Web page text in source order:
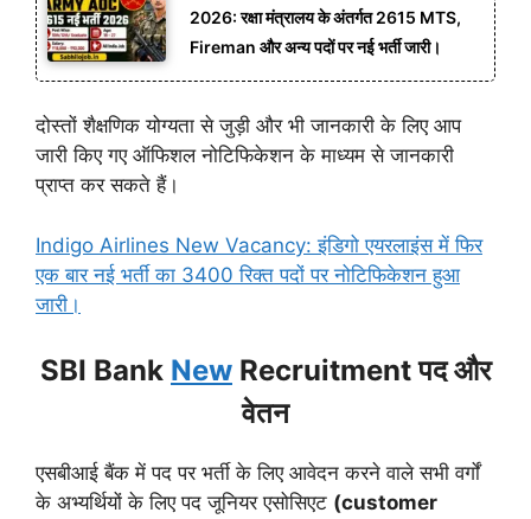
2026: रक्षा मंत्रालय के अंतर्गत 2615 MTS,
Fireman और अन्य पदों पर नई भर्ती जारी।
दोस्तों शैक्षणिक योग्यता से जुड़ी और भी जानकारी के लिए आप
जारी किए गए ऑफिशल नोटिफिकेशन के माध्यम से जानकारी
प्राप्त कर सकते हैं।
Indigo Airlines New Vacancy: इंडिगो एयरलाइंस में फिर
एक बार नई भर्ती का 3400 रिक्त पदों पर नोटिफिकेशन हुआ
जारी।
SBI Bank New Recruitment पद और
वेतन
एसबीआई बैंक में पद पर भर्ती के लिए आवेदन करने वाले सभी वर्गों
के अभ्यर्थियों के लिए पद जूनियर एसोसिएट (customer